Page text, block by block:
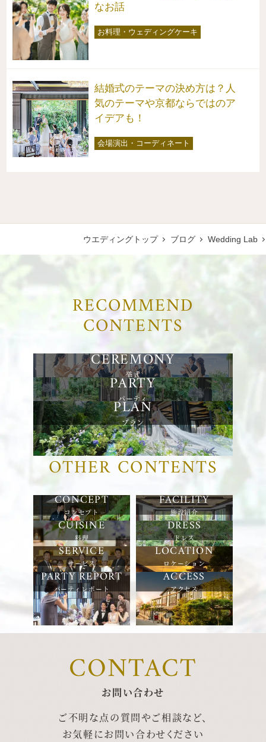
なお話
お料理・ウェディングケーキ
結婚式のテーマの決め方は？人
気のテーマや京都ならではのア
イデアも！
会場演出・コーディネート
ウエディングトップ ブログ Wedding Lab
RECOMMEND
CONTENTS
挙式
パーティ
プラン
OTHER CONTENTS
コンセプト 施設紹介
料理 ドレス
サービス ロケーション
パーティレポート アクセス
CONTACT
お問い合わせ
ご不明な点の質問やご相談など、
お気軽にお問い合わせください